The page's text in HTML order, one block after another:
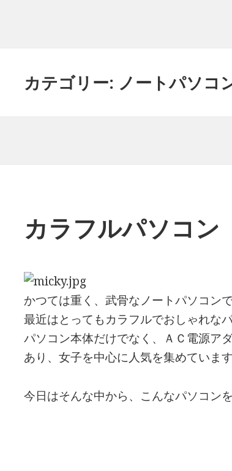
カテゴリー: ノートパソコ
カラフルパソコン
かつては重く、武骨なノートパソコンで
最近はとってもカラフルでおしゃれな
パソコン本体だけでなく、ＡＣ電源ア
あり、女子を中心に人気を集めています
今日はそんな中から、こんなパソコン